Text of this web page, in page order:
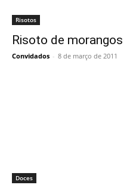
Risotos
Risoto de morangos
Convidados - 8 de março de 2011
Doces